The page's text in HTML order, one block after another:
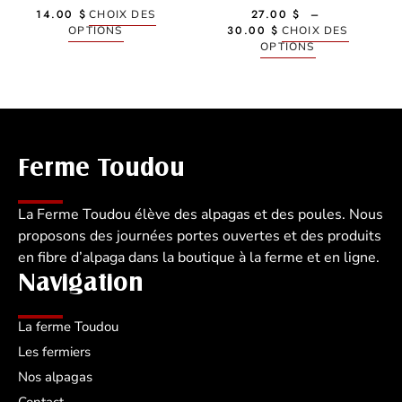
14.00 $ CHOIX DES
OPTIONS
27.00$
–
30.00$ CHOIX DES
OPTIONS
Ferme Toudou
La Ferme Toudou élève des alpagas et des poules. Nous
proposons des journées portes ouvertes et des produits
en fibre d’alpaga dans la boutique à la ferme et en ligne.
Navigation
La ferme Toudou
Les fermiers
Nos alpagas